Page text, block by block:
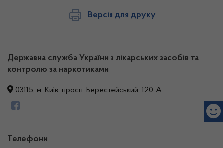
Версія для друку
Державна служба України з лікарських засобів та
контролю за наркотиками
03115, м. Київ, просп. Берестейський, 120-А
Телефони